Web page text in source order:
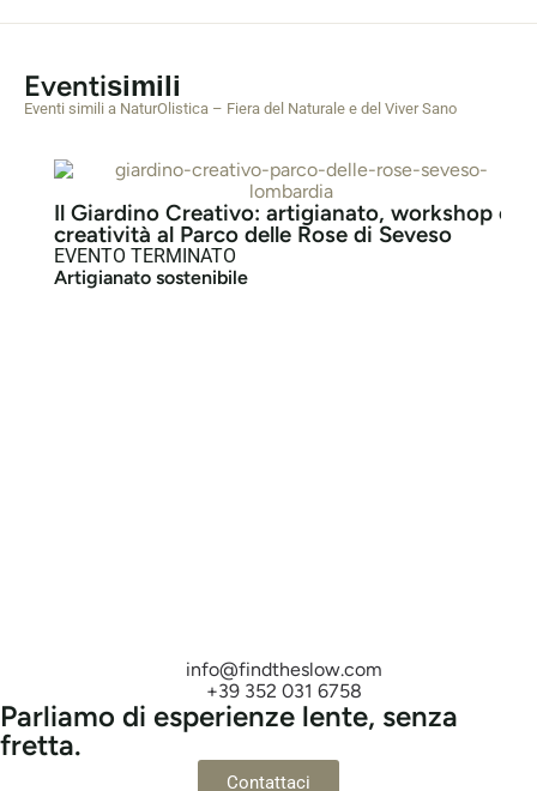
Eventisimili
Eventi simili a NaturOlistica – Fiera del Naturale e del Viver Sano
Il Giardino Creativo: artigianato, workshop e
creatività al Parco delle Rose di Seveso
EVENTO TERMINATO
Artigianato sostenibile
info@findtheslow.com
+39 352 031 6758
Parliamo di esperienze lente, senza
fretta.
Contattaci